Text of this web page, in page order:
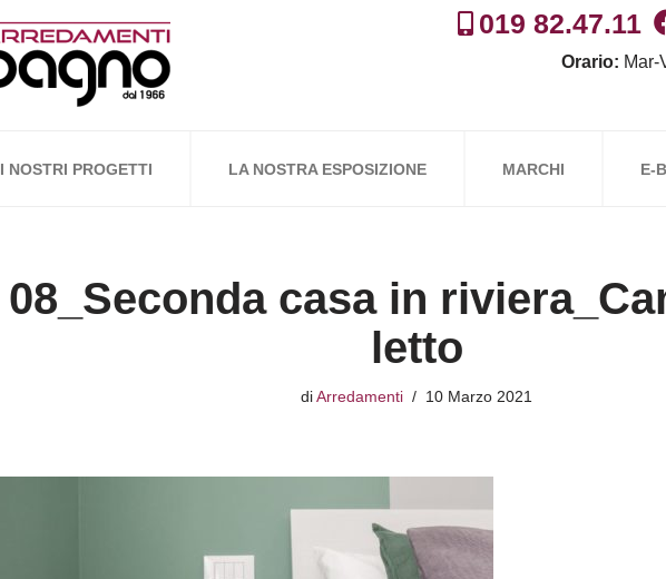
019 82.47.11
Orario:
I NOSTRI PROGETTI LA NOSTRA ESPOSIZIONE MARCHI E-
08_Seconda casa in
letto
diArredamenti 10 Marzo 2021